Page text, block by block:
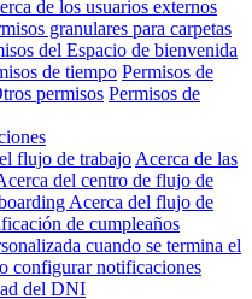
de los usuarios externos
granulares para carpetas
del Espacio de bienvenida
de tiempo Permisos de
permisos Permisos de
flujo de trabajo Acerca de las
del centro de flujo de
Acerca del flujo de
de cumpleaños
cuando se termina el
configurar notificaciones
del DNI